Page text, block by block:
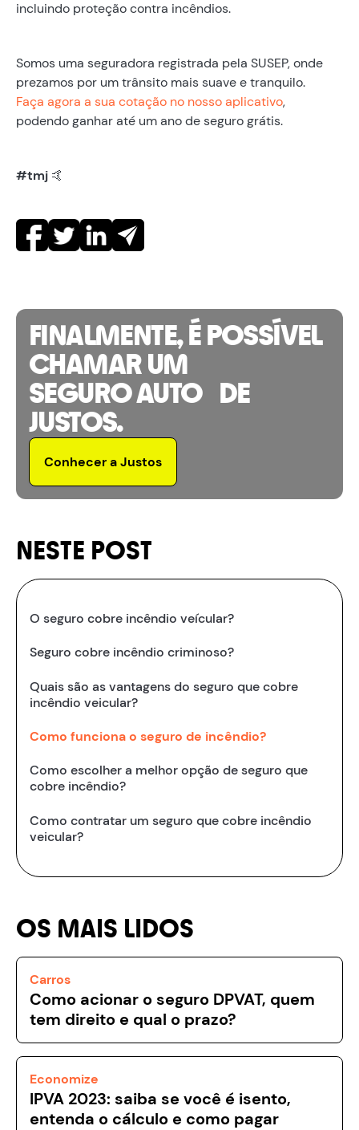
incluindo proteção contra incêndios.
Somos uma seguradora registrada pela SUSEP, onde
prezamos por um trânsito mais suave e tranquilo.
Faça agora a sua cotação no nosso aplicativo,
podendo ganhar até um ano de seguro grátis.
#tmj 🤙
FINALMENTE, É POSSÍVEL
CHAMAR UM
SEGURO AUTO DE
JUSTOS.
Conhecer a Justos
NESTE POST
O seguro cobre incêndio veícular?
Seguro cobre incêndio criminoso?
Quais são as vantagens do seguro que cobre
incêndio veicular?
Como funciona o seguro de incêndio?
Como escolher a melhor opção de seguro que
cobre incêndio?
Como contratar um seguro que cobre incêndio
veicular?
OS MAIS LIDOS
Carros
Como acionar o seguro DPVAT, quem
tem direito e qual o prazo?
Economize
IPVA 2023: saiba se você é isento,
entenda o cálculo e como pagar